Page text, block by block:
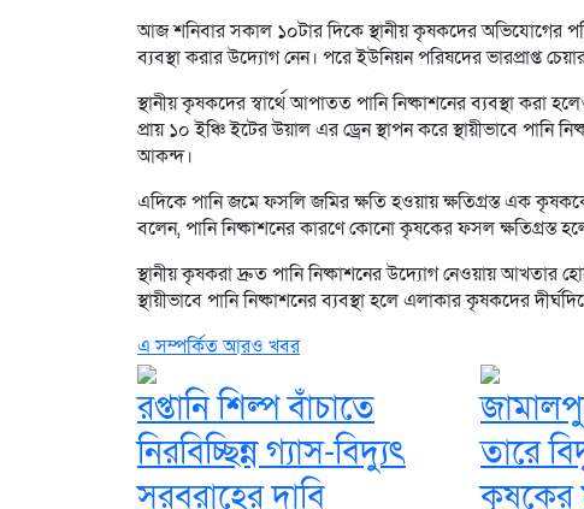
আজ শনিবার সকাল ১০টার দিকে স্থানীয় কৃষকদের অভিযোগের
ব্যবস্থা করার উদ্যোগ নেন। পরে ইউনিয়ন পরিষদের ভারপ্রাপ্ত
স্থানীয় কৃষকদের স্বার্থে আপাতত পানি নিষ্কাশনের ব্যবস্থা করা
প্রায় ১০ ইঞ্চি ইটের উয়াল এর ড্রেন স্থাপন করে স্থায়ীভাবে পানি
আকন্দ।
এদিকে পানি জমে ফসলি জমির ক্ষতি হওয়ায় ক্ষতিগ্রস্ত এক
বলেন, পানি নিষ্কাশনের কারণে কোনো কৃষকের ফসল ক্ষতিগ্রস্ত
স্থানীয় কৃষকরা দ্রুত পানি নিষ্কাশনের উদ্যোগ নেওয়ায় আখতার
স্থায়ীভাবে পানি নিষ্কাশনের ব্যবস্থা হলে এলাকার কৃষকদের
এ সম্পর্কিত আরও খবর
রপ্তানি শিল্প বাঁচাতে
নিরবিচ্ছিন্ন গ্যাস-বিদ্যুৎ
সরবরাহের দাবি
তারে
কৃষকের